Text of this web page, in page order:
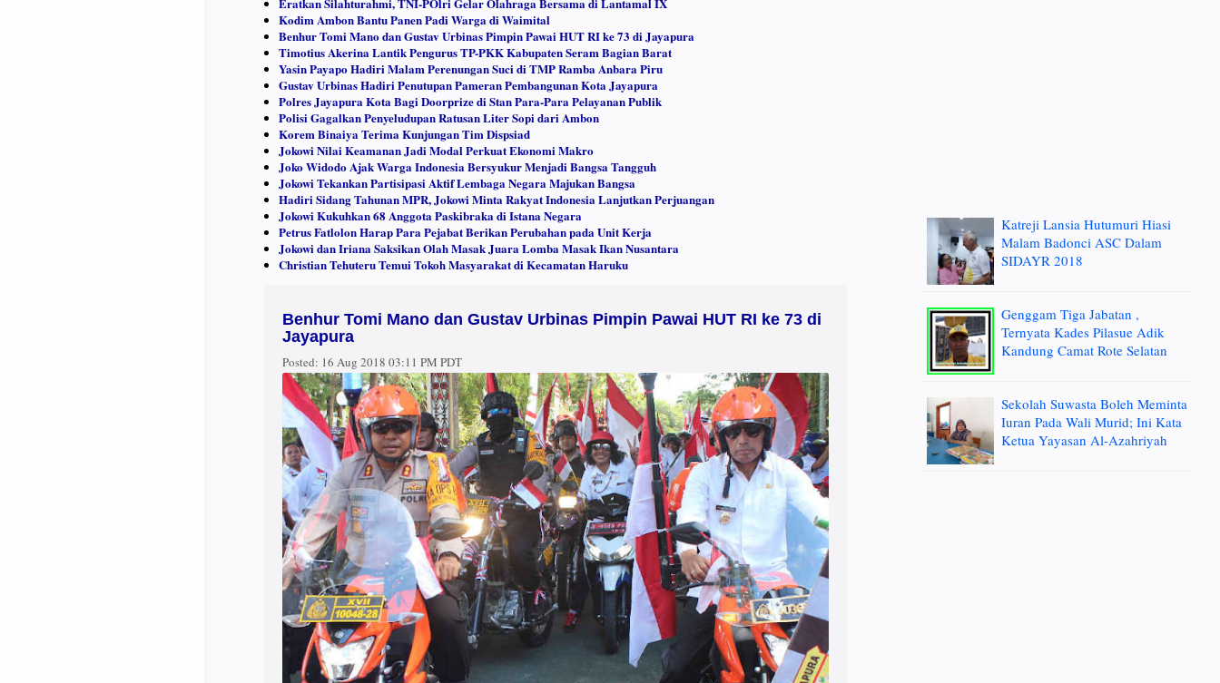
Eratkan Silahturahmi, TNI-POlri Gelar Olahraga Bersama di Lantamal IX
Kodim Ambon Bantu Panen Padi Warga di Waimital
Benhur Tomi Mano dan Gustav Urbinas Pimpin Pawai HUT RI ke 73 di Jayapura
Timotius Akerina Lantik Pengurus TP-PKK Kabupaten Seram Bagian Barat
Yasin Payapo Hadiri Malam Perenungan Suci di TMP Ramba Anbara Piru
Gustav Urbinas Hadiri Penutupan Pameran Pembangunan Kota Jayapura
Polres Jayapura Kota Bagi Doorprize di Stan Para-Para Pelayanan Publik
Polisi Gagalkan Penyeludupan Ratusan Liter Sopi dari Ambon
Korem Binaiya Terima Kunjungan Tim Dispsiad
Jokowi Nilai Keamanan Jadi Modal Perkuat Ekonomi Makro
Joko Widodo Ajak Warga Indonesia Bersyukur Menjadi Bangsa Tangguh
Jokowi Tekankan Partisipasi Aktif Lembaga Negara Majukan Bangsa
Hadiri Sidang Tahunan MPR, Jokowi Minta Rakyat Indonesia Lanjutkan Perjuangan
Jokowi Kukuhkan 68 Anggota Paskibraka di Istana Negara
Petrus Fatlolon Harap Para Pejabat Berikan Perubahan pada Unit Kerja
Jokowi dan Iriana Saksikan Olah Masak Juara Lomba Masak Ikan Nusantara
Christian Tehuteru Temui Tokoh Masyarakat di Kecamatan Haruku
Benhur Tomi Mano dan Gustav Urbinas Pimpin Pawai HUT RI ke 73 di
Jayapura
Posted: 16 Aug 2018 03:11 PM PDT
Katreji Lansia Hutumuri Hiasi
Malam Badonci ASC Dalam
SIDAYR 2018
Genggam Tiga Jabatan ,
Ternyata Kades Pilasue Adik
Kandung Camat Rote Selatan
Sekolah Suwasta Boleh Meminta
Iuran Pada Wali Murid; Ini Kata
Ketua Yayasan Al-Azahriyah